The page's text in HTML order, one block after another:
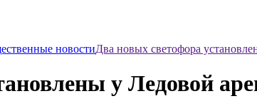
новостиДва новых светофора
у Ледовой